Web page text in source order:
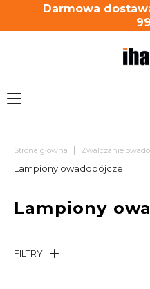
Darmowa
99
Strona główna | Zwalczanie
Lampiony owadobójcze
Lampiony
FILTRY